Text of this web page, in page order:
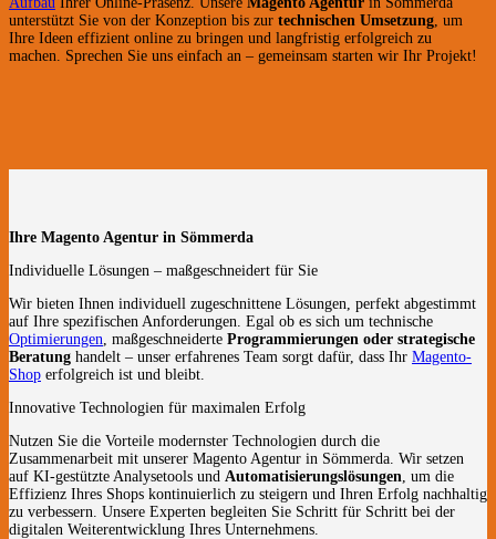
unterstützt Sie von der Konzeption bis zur technischen Umsetzung , um
Ihre Ideen effizient online zu bringen und langfristig erfolgreich zu
machen. Sprechen Sie uns einfach an – gemeinsam starten wir Ihr Projekt!
Ihre Magento Agentur in Sömmerda
Individuelle Lösungen – maßgeschneidert für Sie
Wir bieten Ihnen individuell zugeschnittene Lösungen, perfekt abgestimmt
auf Ihre spezifischen Anforderungen. Egal ob es sich um technische
Optimierungen , maßgeschneiderte Programmierungen oder strategische
Beratung handelt – unser erfahrenes Team sorgt dafür, dass Ihr Magento-
Shop erfolgreich ist und bleibt.
Innovative Technologien für maximalen Erfolg
Nutzen Sie die Vorteile modernster Technologien durch die
Zusammenarbeit mit unserer Magento Agentur in Sömmerda. Wir setzen
auf KI-gestützte Analysetools und Automatisierungslösungen , um die
Effizienz Ihres Shops kontinuierlich zu steigern und Ihren Erfolg nachhaltig
zu verbessern. Unsere Experten begleiten Sie Schritt für Schritt bei der
digitalen Weiterentwicklung Ihres Unternehmens.